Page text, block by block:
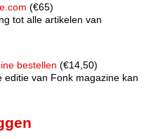
(€65)
tot alle artikelen van
bestellen (€14,50)
editie van Fonk magazine kan